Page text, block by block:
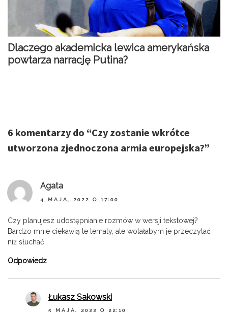
Dlaczego akademicka lewica amerykańska
powtarza narrację Putina?
6 komentarzy do “Czy zostanie wkrótce
utworzona zjednoczona armia europejska?”
Agata
4 MAJA, 2022 O 17:00
Czy planujesz udostępnianie rozmów w wersji tekstowej?
Bardzo mnie ciekawią te tematy, ale wolałabym je przeczytać
niż słuchać
Odpowiedz
Łukasz Sakowski
5 MAJA, 2022 O 22:10